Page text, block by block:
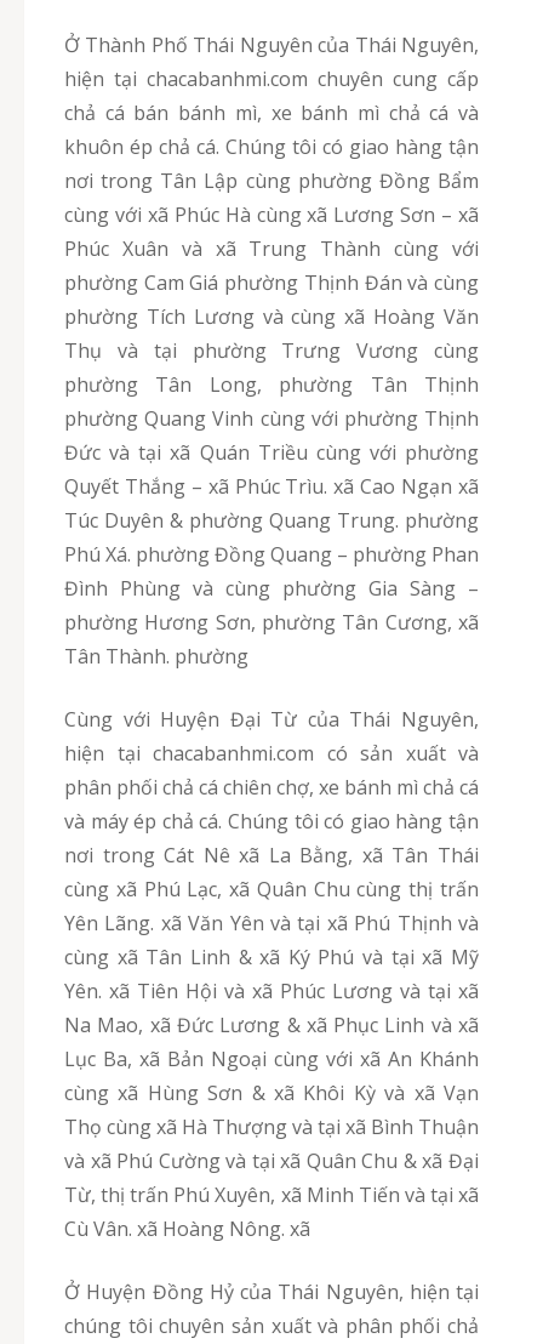
Ở Thành Phố Thái Nguyên của Thái Nguyên,
hiện tại chacabanhmi.com chuyên cung cấp
chả cá bán bánh mì, xe bánh mì chả cá và
khuôn ép chả cá. Chúng tôi có giao hàng tận
nơi trong Tân Lập cùng phường Đồng Bẩm
cùng với xã Phúc Hà cùng xã Lương Sơn – xã
Phúc Xuân và xã Trung Thành cùng với
phường Cam Giá phường Thịnh Đán và cùng
phường Tích Lương và cùng xã Hoàng Văn
Thụ và tại phường Trưng Vương cùng
phường Tân Long, phường Tân Thịnh
phường Quang Vinh cùng với phường Thịnh
Đức và tại xã Quán Triều cùng với phường
Quyết Thắng – xã Phúc Trìu. xã Cao Ngạn xã
Túc Duyên & phường Quang Trung. phường
Phú Xá. phường Đồng Quang – phường Phan
Đình Phùng và cùng phường Gia Sàng –
phường Hương Sơn, phường Tân Cương, xã
Tân Thành. phường
Cùng với Huyện Đại Từ của Thái Nguyên,
hiện tại chacabanhmi.com có sản xuất và
phân phối chả cá chiên chợ, xe bánh mì chả cá
và máy ép chả cá. Chúng tôi có giao hàng tận
nơi trong Cát Nê xã La Bằng, xã Tân Thái
cùng xã Phú Lạc, xã Quân Chu cùng thị trấn
Yên Lãng. xã Văn Yên và tại xã Phú Thịnh và
cùng xã Tân Linh & xã Ký Phú và tại xã Mỹ
Yên. xã Tiên Hội và xã Phúc Lương và tại xã
Na Mao, xã Đức Lương & xã Phục Linh và xã
Lục Ba, xã Bản Ngoại cùng với xã An Khánh
cùng xã Hùng Sơn & xã Khôi Kỳ và xã Vạn
Thọ cùng xã Hà Thượng và tại xã Bình Thuận
và xã Phú Cường và tại xã Quân Chu & xã Đại
Từ, thị trấn Phú Xuyên, xã Minh Tiến và tại xã
Cù Vân. xã Hoàng Nông. xã
Ở Huyện Đồng Hỷ của Thái Nguyên, hiện tại
chúng tôi chuyên sản xuất và phân phối chả